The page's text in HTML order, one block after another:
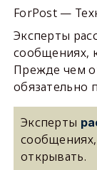
ForPost —
Эксперты
сообщениях,
Прежде чем
обязательно
Эксперты
открывать.